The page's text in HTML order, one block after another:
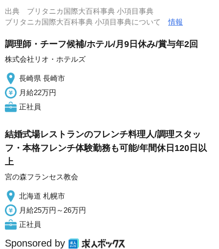
出典 ブリタニカ国際大百科事典 小項目事典
ブリタニカ国際大百科事典 小項目事典について情報
調理師・チーフ候補/ホテル/月9日休み/賞与年2回
株式会社リオ・ホテルズ
長崎県 長崎市
月給22万円
正社員
結婚式場レストランのフレンチ料理人/調理スタッ
フ・本格フレンチ体験勤務も可能/年間休日120日以
上
宮の森フランセス教会
北海道 札幌市
月給25万円～26万円
正社員
Sponsored by